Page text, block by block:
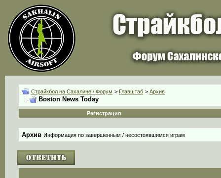
Страйкбол на Сахалине / Форум > Главштаб > Архив
Boston News Today
Регистрация
Архив Информация по завершенным / несостоявшимся играм